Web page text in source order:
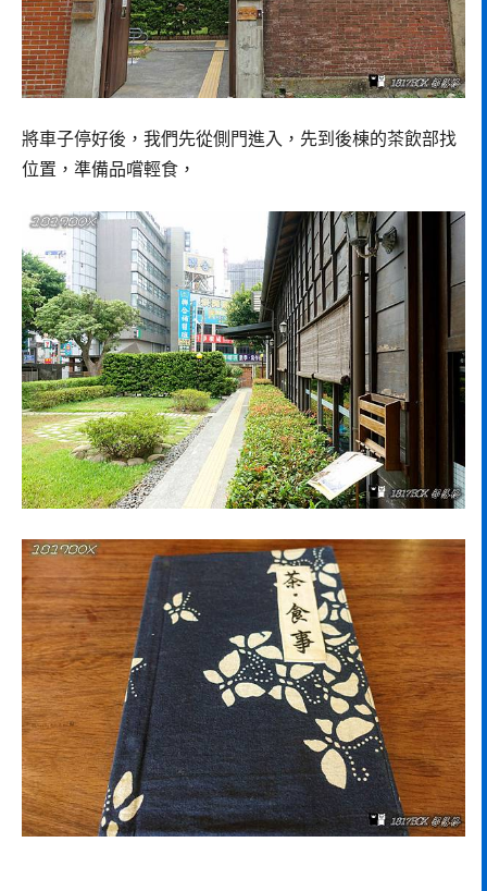
將車子停好後，我們先從側門進入，先到後棟的茶飲部找
位置，準備品嚐輕食，